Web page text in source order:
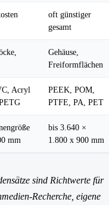
oft günstiger
gesamt
Gehäuse,
Freiformflächen
Acryl
PEEK, POM,
PTFE, PA, PET
mm
bis 3.640 ×
1.800 x 900 mm
sind Richtwerte für
Recherche, eigene